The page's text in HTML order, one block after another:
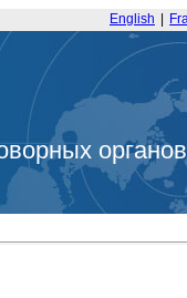
English
органов